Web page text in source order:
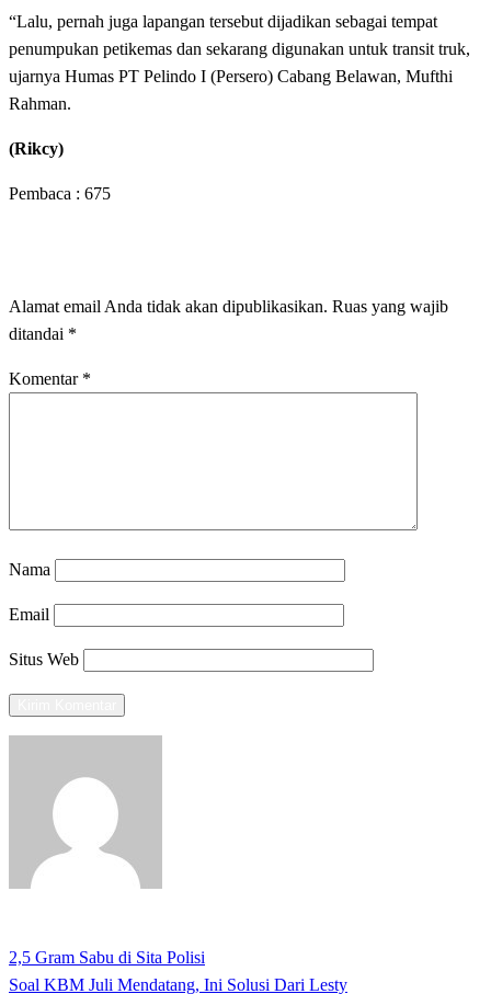
“Lalu, pernah juga lapangan tersebut dijadikan sebagai tempat
penumpukan petikemas dan sekarang digunakan untuk transit truk,
ujarnya Humas PT Pelindo I (Persero) Cabang Belawan, Mufthi
Rahman.
(Rikcy)
Pembaca : 675
Alamat email Anda tidak akan dipublikasikan. Ruas yang wajib
ditandai *
Komentar *
Nama
Email
Situs Web
Navigasi
Previous
Post
2,5 Gram Sabu di Sita Polisi
Next
Soal KBM Juli Mendatang, Ini Solusi Dari Lesty